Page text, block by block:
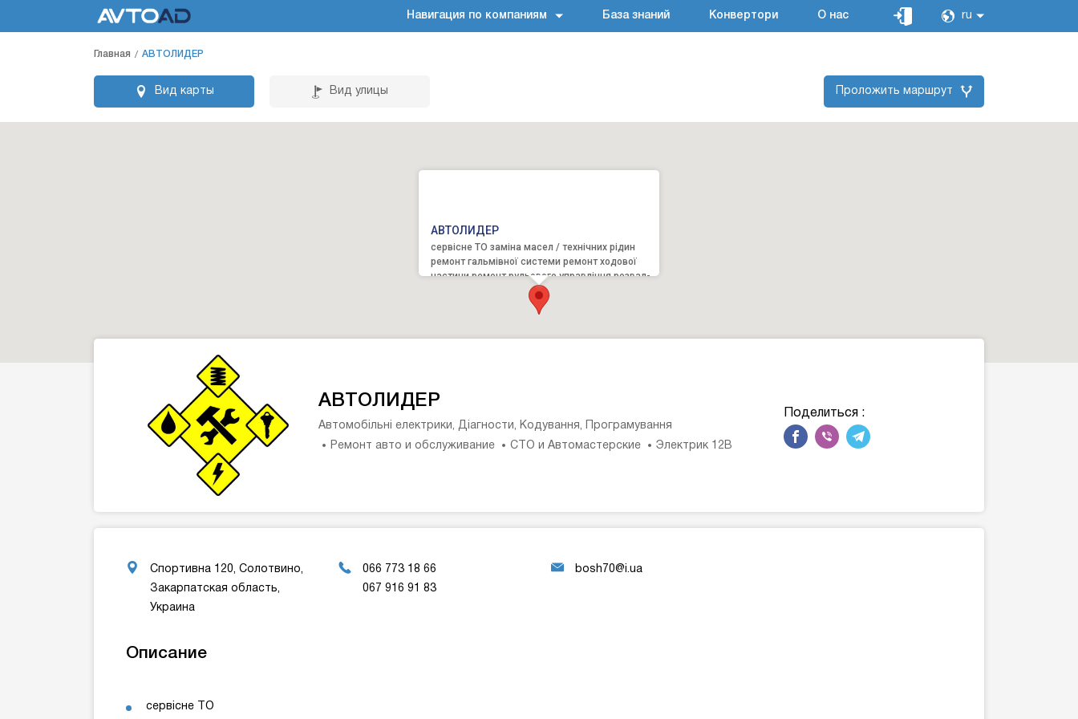
Навигация по компаниям База знаний Конвертори О нас ru
Главная АВТОЛИДЕР
Вид карты Вид улицы Проложить маршрут
АВТОЛИДЕР
сервісне ТО заміна масел / технічних рідин
ремонт гальмівної системи ремонт ходової
частини ремонт рульового управління розвал-
АВТОЛИДЕР
Автомобільні електрики, Діагности, Кодування, Програмування
Ремонт авто и обслуживание
СТО и Автомастерские Электрик 12В
Поделиться :
Спортивна 120, Солотвино,
Закарпатская область,
Украина
066 773 18 66
067 916 91 83
bosh70@i.ua
Описание
сервісне ТО